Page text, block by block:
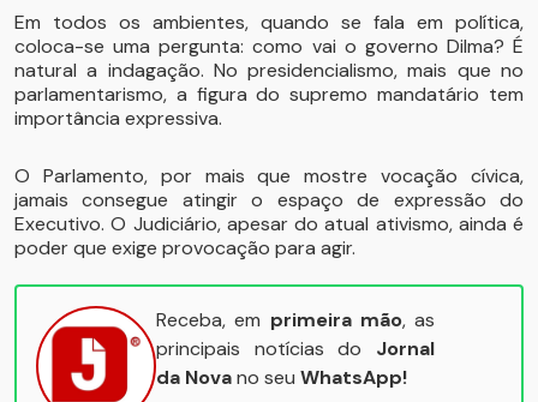
Em todos os ambientes, quando se fala em política,
coloca-se uma pergunta: como vai o governo Dilma? É
natural a indagação. No presidencialismo, mais que no
parlamentarismo, a figura do supremo mandatário tem
importância expressiva.
O Parlamento, por mais que mostre vocação cívica,
jamais consegue atingir o espaço de expressão do
Executivo. O Judiciário, apesar do atual ativismo, ainda é
poder que exige provocação para agir.
Receba, em primeira mão, as
principais notícias do Jornal
da Novano seu WhatsApp!